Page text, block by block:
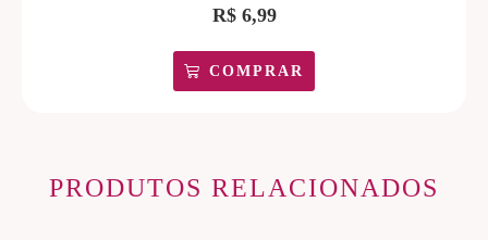
R$6,99
COMPRAR
PRODUTOS RELACIONADOS